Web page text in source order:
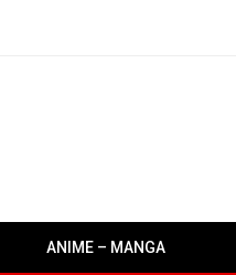
ANIME – MANGA